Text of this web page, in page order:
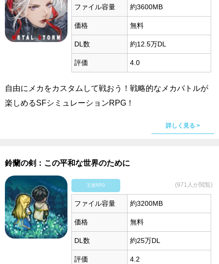
ファイル容量 約3600MB
価格 無料
DL数 約12.5万DL
評価 4.0
自由にメカをカスタムして戦おう！戦略的なメカバトルが
楽しめるSFシミュレーションRPG！
詳しく見る >
鈴蘭の剣：この平和な世界のために
王道RPG (971人が閲覧)
ファイル容量 約3200MB
価格 無料
DL数 約25万DL
評価 4.2